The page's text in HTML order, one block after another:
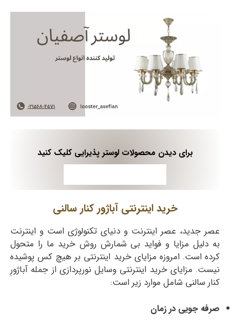
برای دیدن محصولات لوستر پذیرایی کلیک کنید
خرید اینترنتی آباژور کنار سالنی
عصر جدید، عصر اینترنت و دنیای تکنولوژی است و اینترنت
به دلیل مزایا و فواید بی‌ شمارش روش خرید ما را متحول
کرده است. امروزه مزایای خرید اینترنتی بر هیچ کس پوشیده
نیست. مزایای خرید اینترنتی وسایل نورپردازی از جمله آباژورِ
کنار سالنی شامل موارد زیر است:
صرفه جویی در زمان